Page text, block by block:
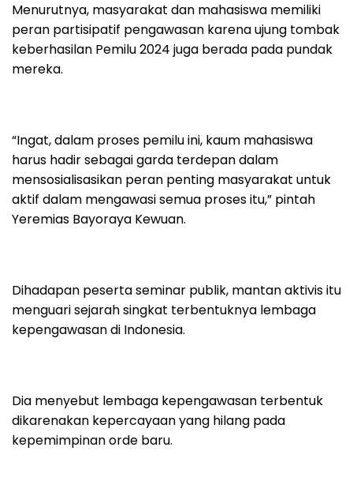
Menurutnya, masyarakat dan mahasiswa memiliki
peran partisipatif pengawasan karena ujung tombak
keberhasilan Pemilu 2024 juga berada pada pundak
mereka.
“Ingat, dalam proses pemilu ini, kaum mahasiswa
harus hadir sebagai garda terdepan dalam
mensosialisasikan peran penting masyarakat untuk
aktif dalam mengawasi semua proses itu,” pintah
Yeremias Bayoraya Kewuan.
Dihadapan peserta seminar publik, mantan aktivis itu
menguari sejarah singkat terbentuknya lembaga
kepengawasan di Indonesia.
Dia menyebut lembaga kepengawasan terbentuk
dikarenakan kepercayaan yang hilang pada
kepemimpinan orde baru.